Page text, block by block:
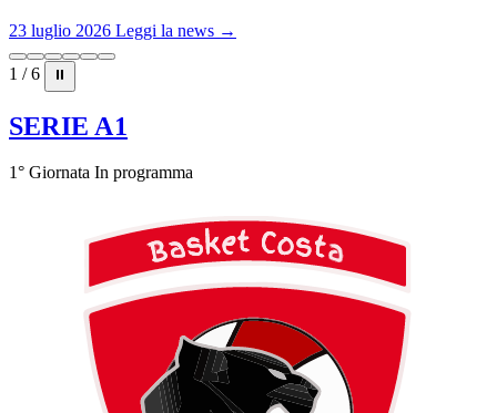
23 luglio 2026 Leggi la news →
1 / 6 ⏸
SERIE A1
1° Giornata In programma